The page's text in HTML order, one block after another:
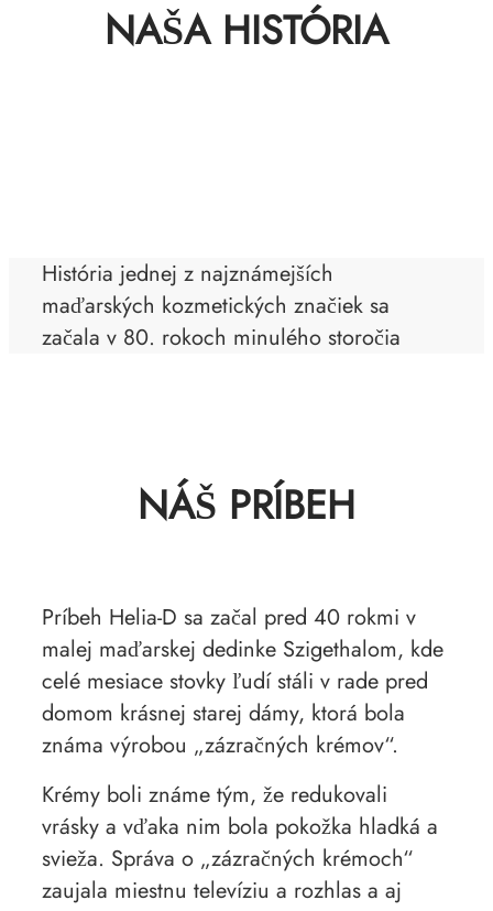
NAŠA HISTÓRIA
História jednej z najznámejších
maďarských kozmetických značiek sa
začala v 80. rokoch minulého storočia
NÁŠ PRÍBEH
Príbeh Helia-D sa začal pred 40 rokmi v
malej maďarskej dedinke Szigethalom, kde
celé mesiace stovky ľudí stáli v rade pred
domom krásnej starej dámy, ktorá bola
známa výrobou „zázračných krémov“.
Krémy boli známe tým, že redukovali
vrásky a vďaka nim bola pokožka hladká a
svieža. Správa o „zázračných krémoch“
zaujala miestnu televíziu a rozhlas a aj